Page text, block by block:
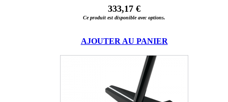
333,17 €
Ce produit est disponible avec options.
AJOUTER AU PANIER